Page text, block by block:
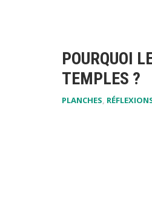
POURQUOI
TEMPLES ?
PLANCHES,